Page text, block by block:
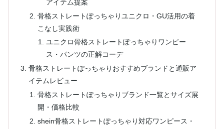
アイテム提案
骨格ストレートぽっちゃりユニクロ・GU活用の着
こなし実践術
ユニクロ骨格ストレートぽっちゃりワンピー
ス・パンツの正解コーデ
骨格ストレートぽっちゃりおすすめブランドと通販ア
イテムレビュー
骨格ストレートぽっちゃりブランド一覧とサイズ展
開・価格比較
shein骨格ストレートぽっちゃり対応ワンピース・